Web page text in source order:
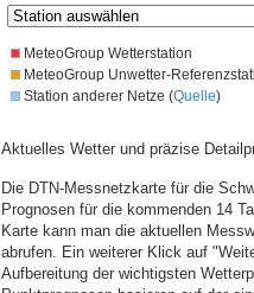
MeteoGroup Wetterstation
MeteoGroup Unwetter-
Station anderer Netze (Quelle)
Aktuelles Wetter und präzise
Die DTN-Messnetzkarte für die
Prognosen für die kommenden 14
Karte kann man die aktuellen
abrufen. Ein weiterer Klick auf
Aufbereitung der wichtigsten